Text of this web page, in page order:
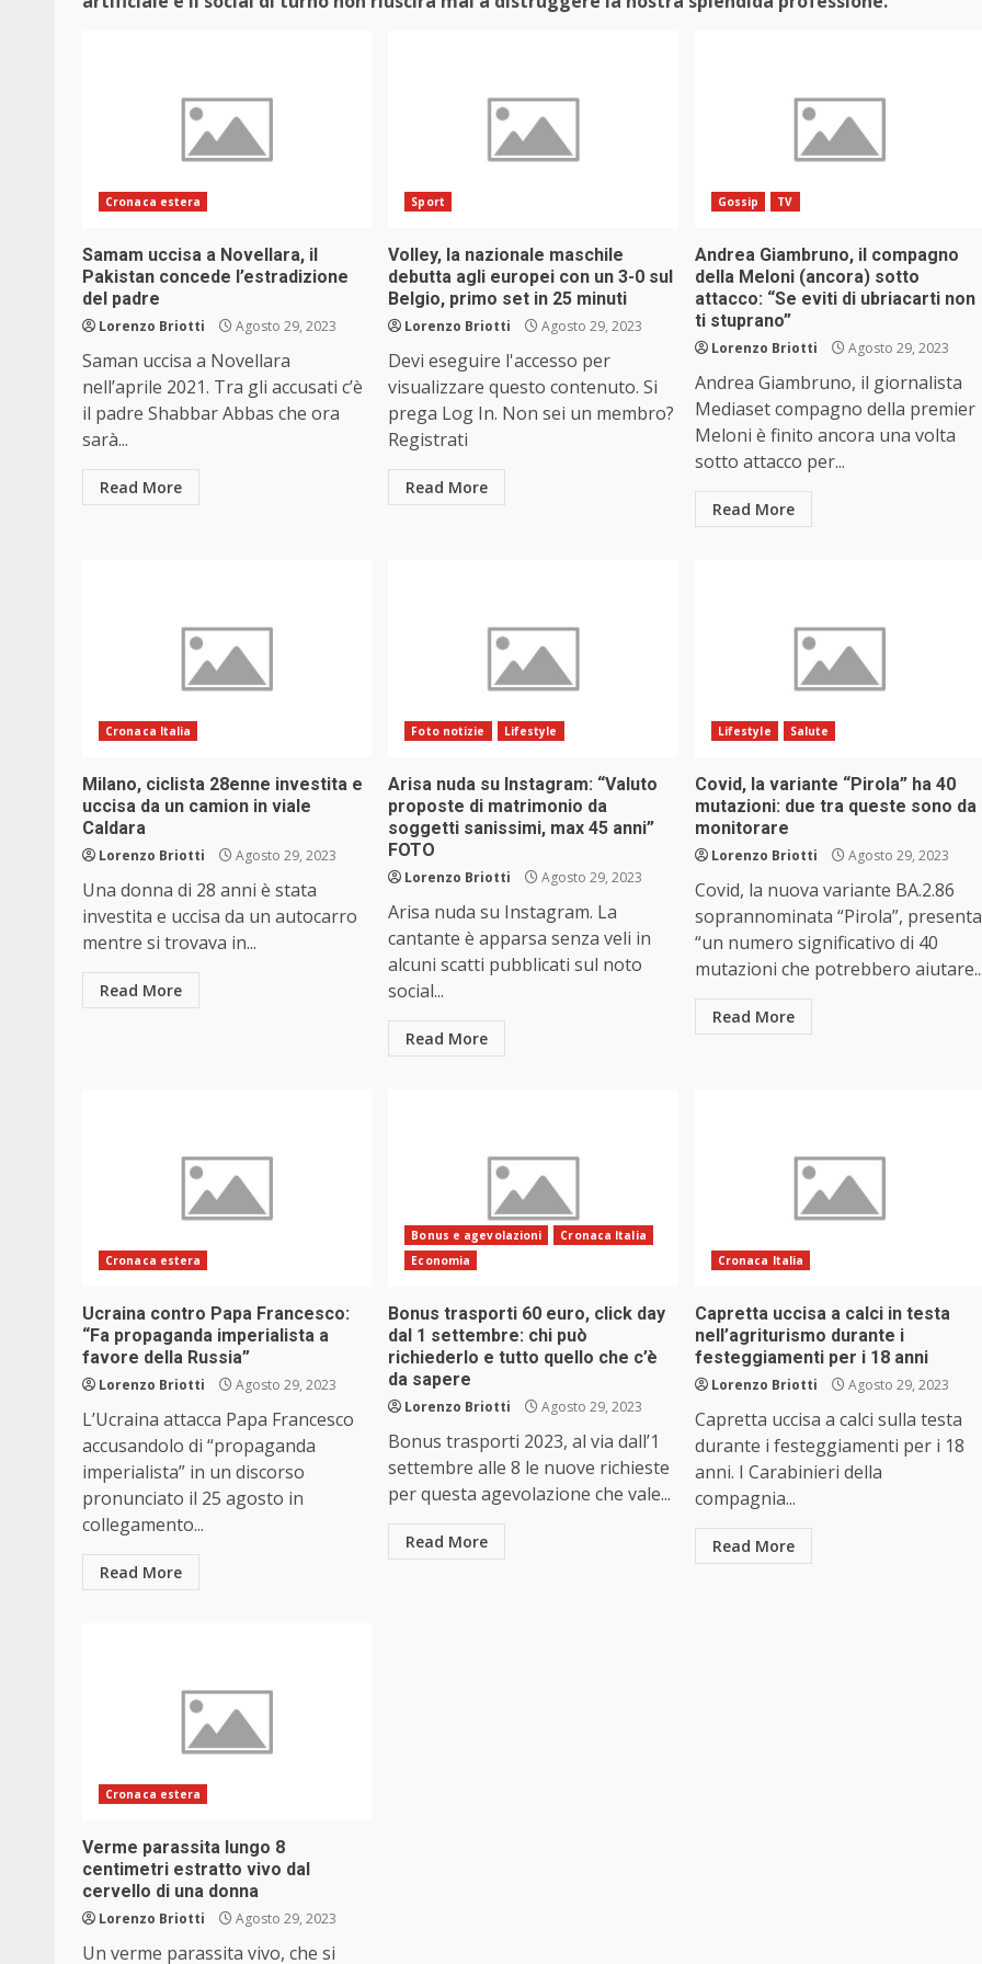
Cronaca estera
Samam uccisa a Novellara, il
Pakistan concede l’estradizione
del padre
Lorenzo Briotti Agosto 29, 2023
Saman uccisa a Novellara
nell’aprile 2021. Tra gli accusati c’è
il padre Shabbar Abbas che ora
sarà...
Read More
Sport
Volley, la nazionale maschile
debutta agli europei con un 3-0 sul
Belgio, primo set in 25 minuti
Lorenzo Briotti Agosto 29, 2023
Devi eseguire l'accesso per
visualizzare questo contenuto. Si
prega Log In. Non sei un membro?
Registrati
Read More
Gossip TV
Andrea Giambruno, il compagno
della Meloni (ancora) sotto
attacco: “Se eviti di ubriacarti non
ti stuprano”
Lorenzo Briotti Agosto 29, 2023
Andrea Giambruno, il giornalista
Mediaset compagno della premier
Meloni è finito ancora una volta
sotto attacco per...
Read More
Cronaca Italia
Milano, ciclista 28enne investita e
uccisa da un camion in viale
Caldara
Lorenzo Briotti Agosto 29, 2023
Una donna di 28 anni è stata
investita e uccisa da un autocarro
mentre si trovava in...
Read More
Foto notizie Lifestyle
Arisa nuda su Instagram: “Valuto
proposte di matrimonio da
soggetti sanissimi, max 45 anni”
FOTO
Lorenzo Briotti Agosto 29, 2023
Arisa nuda su Instagram. La
cantante è apparsa senza veli in
alcuni scatti pubblicati sul noto
social...
Read More
Lifestyle Salute
Covid, la variante “Pirola” ha 40
mutazioni: due tra queste sono da
monitorare
Lorenzo Briotti Agosto 29, 2023
Covid, la nuova variante BA.2.86
soprannominata “Pirola”, presenta
“un numero significativo di 40
mutazioni che potrebbero
Read More
Cronaca estera
Ucraina contro Papa Francesco:
“Fa propaganda imperialista a
favore della Russia”
Lorenzo Briotti Agosto 29, 2023
L’Ucraina attacca Papa Francesco
accusandolo di “propaganda
imperialista” in un discorso
pronunciato il 25 agosto in
collegamento...
Read More
Bonus e agevolazioni
Cronaca Italia
Economia
Bonus trasporti 60 euro, click day
dal 1 settembre: chi può
richiederlo e tutto quello che c’è
da sapere
Lorenzo Briotti Agosto 29, 2023
Bonus trasporti 2023, al via dall’1
settembre alle 8 le nuove richieste
per questa agevolazione che vale...
Read More
Cronaca Italia
Capretta uccisa a calci in testa
nell’agriturismo durante i
festeggiamenti per i 18 anni
Lorenzo Briotti Agosto 29, 2023
Capretta uccisa a calci sulla testa
durante i festeggiamenti per i 18
anni. I Carabinieri della
compagnia...
Read More
Cronaca estera
Verme parassita lungo 8
centimetri estratto vivo dal
cervello di una donna
Lorenzo Briotti Agosto 29, 2023
Un verme parassita vivo, che si